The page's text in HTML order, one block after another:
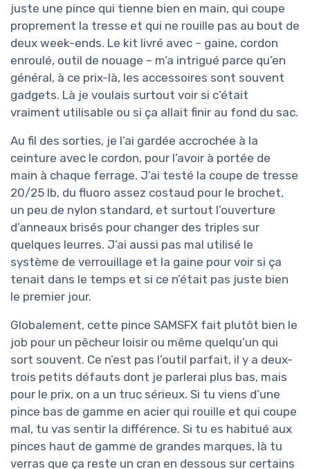
juste une pince qui tienne bien en main, qui coupe
proprement la tresse et qui ne rouille pas au bout de
deux week-ends. Le kit livré avec – gaine, cordon
enroulé, outil de nouage – m’a intrigué parce qu’en
général, à ce prix-là, les accessoires sont souvent
gadgets. Là je voulais surtout voir si c’était
vraiment utilisable ou si ça allait finir au fond du sac.
Au fil des sorties, je l’ai gardée accrochée à la
ceinture avec le cordon, pour l’avoir à portée de
main à chaque ferrage. J’ai testé la coupe de tresse
20/25 lb, du fluoro assez costaud pour le brochet,
un peu de nylon standard, et surtout l’ouverture
d’anneaux brisés pour changer des triples sur
quelques leurres. J’ai aussi pas mal utilisé le
système de verrouillage et la gaine pour voir si ça
tenait dans le temps et si ce n’était pas juste bien
le premier jour.
Globalement, cette pince SAMSFX fait plutôt bien le
job pour un pêcheur loisir ou même quelqu’un qui
sort souvent. Ce n’est pas l’outil parfait, il y a deux-
trois petits défauts dont je parlerai plus bas, mais
pour le prix, on a un truc sérieux. Si tu viens d’une
pince bas de gamme en acier qui rouille et qui coupe
mal, tu vas sentir la différence. Si tu es habitué aux
pinces haut de gamme de grandes marques, là tu
verras que ça reste un cran en dessous sur certains